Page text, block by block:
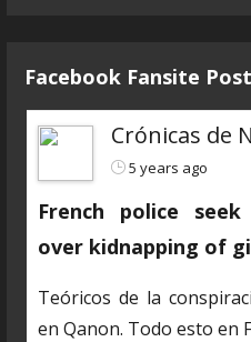
Facebook Fansite
Crónicas de
5 years ago
French police
over kidnapping of
Teóricos de la
en Qanon. Todo esto en